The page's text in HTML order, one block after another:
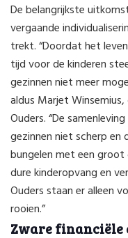
De belangrijkste
vergaande
trekt. “Doordat het
tijd voor de kinderen
gezinnen niet meer
aldus Marjet
Ouders. “De
gezinnen niet scherp en
bungelen met een groot
dure kinderopvang en
Ouders staan er alleen
rooien.”
Zware financiële